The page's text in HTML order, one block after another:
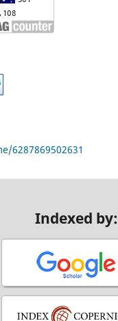
6287869502631
Indexed by: